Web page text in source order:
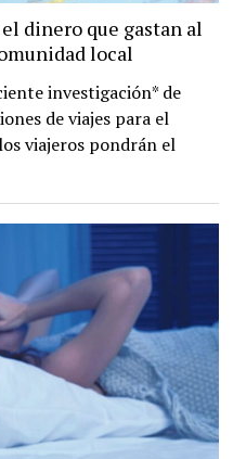
dinero que gastan al
local
investigación* de
de viajes para el
viajeros pondrán el